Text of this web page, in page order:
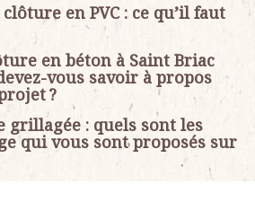
en PVC : ce qu’il faut
en béton à Saint Briac
vous savoir à propos
?
grillagée : quels sont les
qui vous sont proposés sur